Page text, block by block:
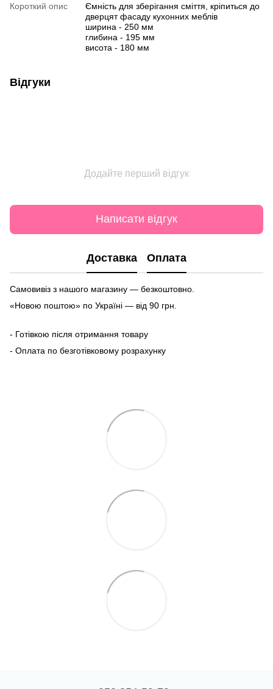
Короткий опис
Ємність для зберігання сміття, кріпиться до
дверцят фасаду кухонних меблів
ширина - 250 мм
глибина - 195 мм
висота - 180 мм
Відгуки
Додайте перший відгук
Написати відгук
Доставка Оплата
Самовивіз з нашого магазину — безкоштовно.
«Новою поштою» по Україні — від 90 грн.
- Готівкою після отримання товару
- Оплата по безготівковому розрахунку